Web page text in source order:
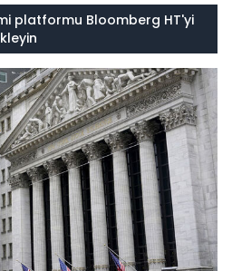
platformu Bloomberg HT'yi